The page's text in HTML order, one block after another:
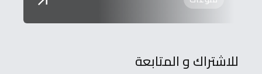
للاشتراك و المتابعة